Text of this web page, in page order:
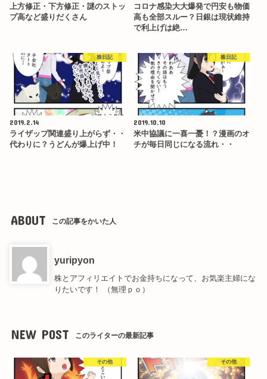
上方修正・下方修正・謎のストッ
プ高など盛りだくさん
コロナ感染大大爆発で円安も物価
高も全部スルー？日銀は現状維持
で利上げは絶…
株日記
2019.2.14
ライザップ関連盛り上がらず・・
代わりに？うどんが爆上げ中！
株日記
2019.10.10
米中協議に一喜一憂！？漫画のオ
チが毎日同じになる流れ・・
ABOUT この記事をかいた人
yuripyon
株とアフィリエイトでお金持ちになって、お気楽主婦にな
りたいです！ （無理ｐｏ）
NEW POST このライターの最新記事
その他 その他